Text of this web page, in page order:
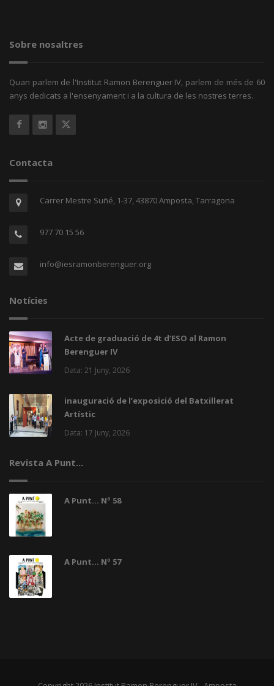
Sobre nosaltres
Quan parlem de l'Institut Ramon Berenguer IV, parlem de més de 60
anys dedicats a l'ensenyament i a la cultura de les nostres terres.
Contacta
Carrer Mestre Suñé, 1-37, 43870 Amposta, Tarragona
977 70 15 56
info@iesramonberenguer.org
Notícies
Acte de graduació de 4t d’ESO al Ramon
Berenguer IV
Data: 21 Juny, 2026
inauguració de l’exposició del Batxillerat
Artístic
Data: 17 Juny, 2026
Revista A Punt...
A Punt... Nº 58
A Punt... Nº 57